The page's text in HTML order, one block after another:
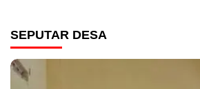
SEPUTAR DESA